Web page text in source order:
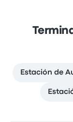
Estación de